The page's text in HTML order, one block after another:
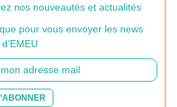
nos nouveautés et actualités
pour vous envoyer les news
d’EMEU